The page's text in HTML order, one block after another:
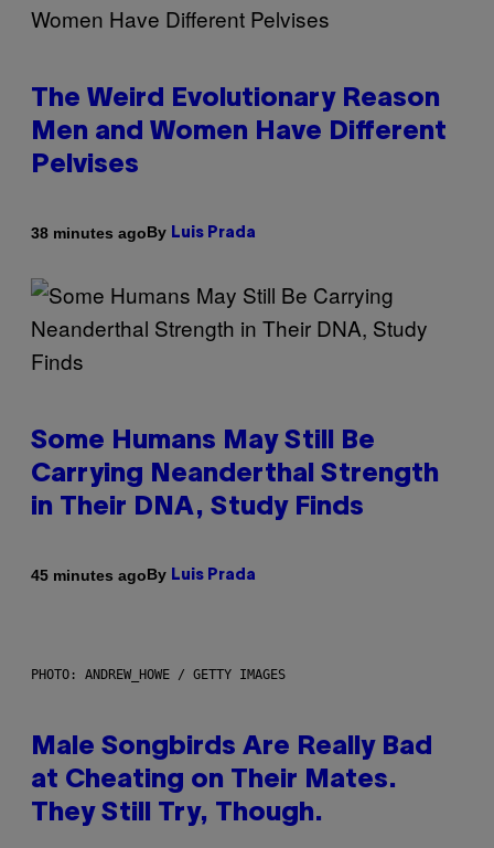
The Weird Evolutionary Reason
Men and Women Have Different
Pelvises
38 minutes agoBy Luis Prada
Some Humans May Still Be
Carrying Neanderthal Strength
in Their DNA, Study Finds
45 minutes agoBy Luis Prada
PHOTO: ANDREW_HOWE / GETTY IMAGES
Male Songbirds Are Really Bad
at Cheating on Their Mates.
They Still Try, Though.